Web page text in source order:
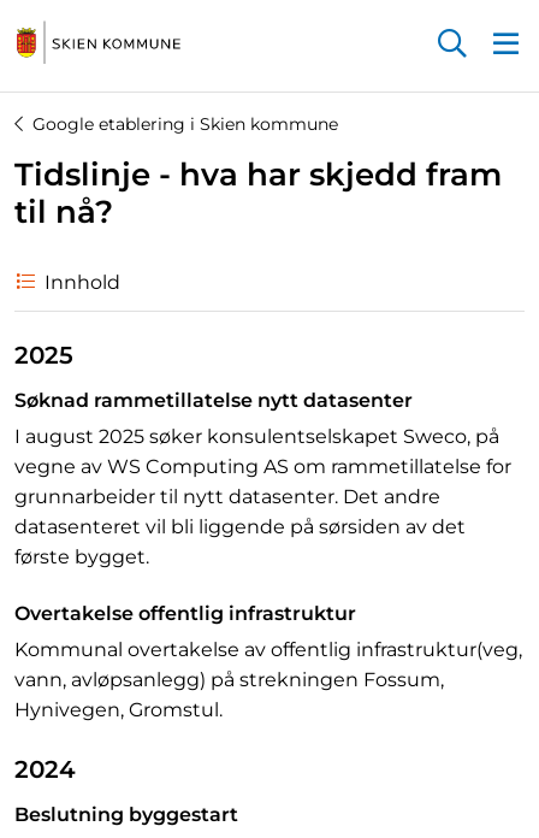
Google etablering i Skien kommune
Tidslinje - hva har skjedd fram
til nå?
Innhold
2025
Søknad rammetillatelse nytt datasenter
I august 2025 søker konsulentselskapet Sweco, på
vegne av WS Computing AS om rammetillatelse for
grunnarbeider til nytt datasenter. Det andre
datasenteret vil bli liggende på sørsiden av det
første bygget.
Overtakelse offentlig infrastruktur
Kommunal overtakelse av offentlig infrastruktur(veg,
vann, avløpsanlegg) på strekningen Fossum,
Hynivegen, Gromstul.
2024
Beslutning byggestart